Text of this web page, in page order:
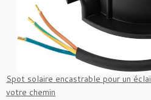
Spot solaire encastrable pour un
votre chemin